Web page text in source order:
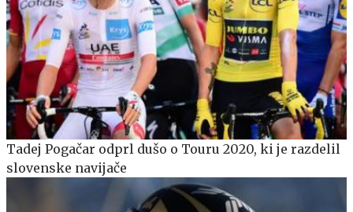
Tadej Pogačar odprl dušo o Touru 2020, ki je razdelil
slovenske navijače